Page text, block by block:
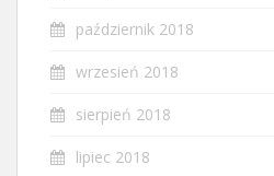
październik 2018
wrzesień 2018
sierpień 2018
lipiec 2018